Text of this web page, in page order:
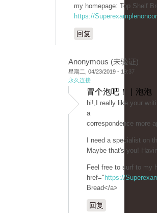
my homepage: Top Shelf
https://
回复
Anonymous (未验证)
星期二, 04/23/2019 - 19:37
永久连接
冒个泡吧！ | 泡泡
hi!,I really like your
a
correspondence more
I need a specialist on
Maybe that's you!
Feel free to surf to my
href=" https://
Bread</a>
回复